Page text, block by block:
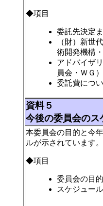
◆項目
委託先決定
（財）新世
術開発機構
アドバイザ
員会・ＷＧ）
委託費につ
資料５
今後の委員会のス
本委員会の目的と今
ルが示されています。
◆項目
委員会の目的
スケジュール